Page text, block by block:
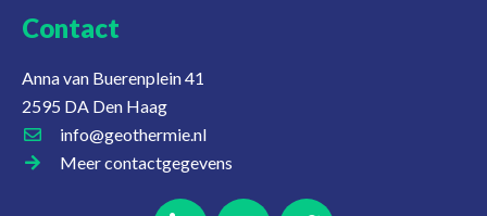
Contact
Anna van Buerenplein 41
2595 DA Den Haag
info@geothermie.nl
Meer contactgegevens